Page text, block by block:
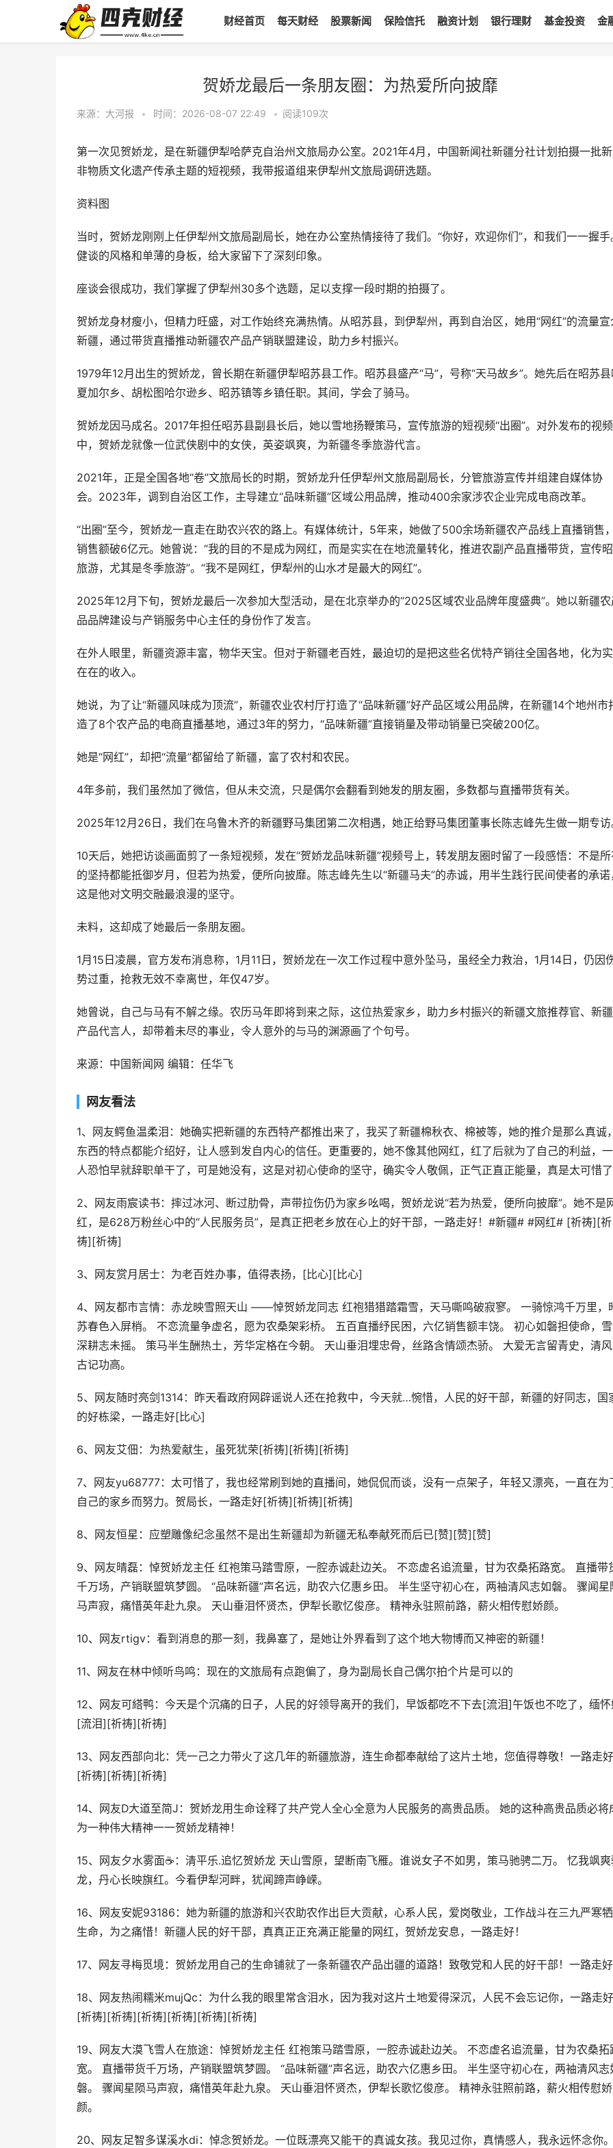
财经首页 每天财经 股票新闻 保险信托 融资计划 银行理财 基金投资 金
贺娇龙最后一条朋友圈：为热爱所向披靡
来源：大河报 • 时间：2026-08-07 22:49 • 阅读109次
第一次见贺娇龙，是在新疆伊犁哈萨克自治州文旅局办公室。2021年4月，中国新闻社新疆分社计划拍摄一批
非物质文化遗产传承主题的短视频，我带报道组来伊犁州文旅局调研选题。
资料图
当时，贺娇龙刚刚上任伊犁州文旅局副局长，她在办公室热情接待了我们。“你好，欢迎你们”，和我们一一握手
健谈的风格和单薄的身板，给大家留下了深刻印象。
座谈会很成功，我们掌握了伊犁州30多个选题，足以支撑一段时期的拍摄了。
贺娇龙身材瘦小，但精力旺盛，对工作始终充满热情。从昭苏县，到伊犁州，再到自治区，她用“网红”的流量宣
新疆，通过带货直播推动新疆农产品产销联盟建设，助力乡村振兴。
1979年12月出生的贺娇龙，曾长期在新疆伊犁昭苏县工作。昭苏县盛产“马”，号称“天马故乡”。她先后在昭苏
夏加尔乡、胡松图哈尔逊乡、昭苏镇等乡镇任职。其间，学会了骑马。
贺娇龙因马成名。2017年担任昭苏县副县长后，她以雪地扬鞭策马，宣传旅游的短视频“出圈”。对外发布的视频
中，贺娇龙就像一位武侠剧中的女侠，英姿飒爽，为新疆冬季旅游代言。
2021年，正是全国各地“卷”文旅局长的时期，贺娇龙升任伊犁州文旅局副局长，分管旅游宣传并组建自媒体协
会。2023年，调到自治区工作，主导建立“品味新疆”区域公用品牌，推动400余家涉农企业完成电商改革。
“出圈”至今，贺娇龙一直走在助农兴农的路上。有媒体统计，5年来，她做了500余场新疆农产品线上直播销售，
销售额破6亿元。她曾说：“我的目的不是成为网红，而是实实在在地流量转化，推进农副产品直播带货，宣传
旅游，尤其是冬季旅游”。“我不是网红，伊犁州的山水才是最大的网红”。
2025年12月下旬，贺娇龙最后一次参加大型活动，是在北京举办的“2025区域农业品牌年度盛典”。她以新疆农
品品牌建设与产销服务中心主任的身份作了发言。
在外人眼里，新疆资源丰富，物华天宝。但对于新疆老百姓，最迫切的是把这些名优特产销往全国各地，化为
在在的收入。
她说，为了让“新疆风味成为顶流”，新疆农业农村厅打造了“品味新疆”好产品区域公用品牌，在新疆14个地州市
造了8个农产品的电商直播基地，通过3年的努力，“品味新疆”直接销量及带动销量已突破200亿。
她是“网红”，却把“流量”都留给了新疆，富了农村和农民。
4年多前，我们虽然加了微信，但从未交流，只是偶尔会翻看到她发的朋友圈，多数都与直播带货有关。
2025年12月26日，我们在乌鲁木齐的新疆野马集团第二次相遇，她正给野马集团董事长陈志峰先生做一期专访
10天后，她把访谈画面剪了一条短视频，发在“贺娇龙品味新疆”视频号上，转发朋友圈时留了一段感悟：不是所
的坚持都能抵御岁月，但若为热爱，便所向披靡。陈志峰先生以“新疆马夫”的赤诚，用半生践行民间使者的承诺
这是他对文明交融最浪漫的坚守。
未料，这却成了她最后一条朋友圈。
1月15日凌晨，官方发布消息称，1月11日，贺娇龙在一次工作过程中意外坠马，虽经全力救治，1月14日，仍因
势过重，抢救无效不幸离世，年仅47岁。
她曾说，自己与马有不解之缘。农历马年即将到来之际，这位热爱家乡，助力乡村振兴的新疆文旅推荐官、新
产品代言人，却带着未尽的事业，令人意外的与马的渊源画了个句号。
来源：中国新闻网 编辑：任华飞
网友看法
1、网友鳄鱼温柔泪：她确实把新疆的东西特产都推出来了，我买了新疆棉秋衣、棉被等，她的推介是那么真诚，
东西的特点都能介绍好，让人感到发自内心的信任。更重要的，她不像其他网红，红了后就为了自己的利益，
人恐怕早就辞职单干了，可是她没有，这是对初心使命的坚守，确实令人敬佩，正气正直正能量，真是太可惜了
2、网友雨宸读书：摔过冰河、断过肋骨，声带拉伤仍为家乡吆喝，贺娇龙说“若为热爱，便所向披靡”。她不是
红，是628万粉丝心中的“人民服务员”，是真正把老乡放在心上的好干部，一路走好！#新疆# #网红# [祈祷][祈
祷][祈祷]
3、网友赏月居士：为老百姓办事，值得表扬，[比心][比心]
4、网友都市言情：赤龙映雪照天山 ——悼贺娇龙同志 红袍猎猎踏霜雪，天马嘶鸣破寂寥。 一骑惊鸿千万里，
苏春色入屏梢。 不恋流量争虚名，愿为农桑架彩桥。 五百直播纾民困，六亿销售额丰饶。 初心如磐担使命，
深耕志未摇。 策马半生酬热土，芳华定格在今朝。 天山垂泪埋忠骨，丝路含情颂杰骄。 大爱无言留青史，清
古记功高。
5、网友随时亮剑1314：昨天看政府网辟谣说人还在抢救中，今天就…惋惜，人民的好干部，新疆的好同志，国
的好栋梁，一路走好[比心]
6、网友艾佃：为热爱献生，虽死犹荣[祈祷][祈祷][祈祷]
7、网友yu68777：太可惜了，我也经常刷到她的直播间，她侃侃而谈，没有一点架子，年轻又漂亮，一直在为
自己的家乡而努力。贺局长，一路走好[祈祷][祈祷][祈祷]
8、网友恒星：应塑雕像纪念虽然不是出生新疆却为新疆无私奉献死而后已[赞][赞][赞]
9、网友晴磊：悼贺娇龙主任 红袍策马踏雪原，一腔赤诚赴边关。 不恋虚名追流量，甘为农桑拓路宽。 直播带
千万场，产销联盟筑梦圆。 “品味新疆”声名远，助农六亿惠乡田。 半生坚守初心在，两袖清风志如磐。 骤闻星
马声寂，痛惜英年赴九泉。 天山垂泪怀贤杰，伊犁长歌忆俊彦。 精神永驻照前路，薪火相传慰娇颜。
10、网友rtigv：看到消息的那一刻，我鼻塞了，是她让外界看到了这个地大物博而又神密的新疆！
11、网友在林中倾听鸟鸣：现在的文旅局有点跑偏了，身为副局长自己偶尔拍个片是可以的
12、网友可䌋鸭：今天是个沉痛的日子，人民的好领导离开的我们，早饭都吃不下去[流泪]午饭也不吃了，缅
[流泪][祈祷][祈祷]
13、网友西部向北：凭一己之力带火了这几年的新疆旅游，连生命都奉献给了这片土地，您值得尊敬！一路走好
[祈祷][祈祷][祈祷]
14、网友D大道至简J：贺娇龙用生命诠释了共产党人全心全意为人民服务的高贵品质。 她的这种高贵品质必将
为一种伟大精神一一贺娇龙精神！
15、网友夕水雾面☕：清平乐.追忆贺娇龙 天山雪原，望断南飞雁。谁说女子不如男，策马驰骋二万。 忆我飒
龙，丹心长映旗红。今看伊犁河畔，犹闻蹄声峥嵘。
16、网友安妮93186：她为新疆的旅游和兴农助农作出巨大贡献，心系人民，爱岗敬业，工作战斗在三九严寒
生命，为之痛惜！新疆人民的好干部，真真正正充满正能量的网红，贺娇龙安息，一路走好！
17、网友寻梅觅境：贺娇龙用自己的生命铺就了一条新疆农产品出疆的道路！致敬党和人民的好干部！一路走好
18、网友热闹糯米mujQc：为什么我的眼里常含泪水，因为我对这片土地爱得深沉，人民不会忘记你，一路走好
[祈祷][祈祷][祈祷][祈祷][祈祷][祈祷]
19、网友大漠飞雪人在旅途：悼贺娇龙主任 红袍策马踏雪原，一腔赤诚赴边关。 不恋虚名追流量，甘为农桑拓
宽。 直播带货千万场，产销联盟筑梦圆。 “品味新疆”声名远，助农六亿惠乡田。 半生坚守初心在，两袖清风志
磐。 骤闻星陨马声寂，痛惜英年赴九泉。 天山垂泪怀贤杰，伊犁长歌忆俊彦。 精神永驻照前路，薪火相传慰娇
颜。
20、网友足智多谋溪水di：悼念贺娇龙。一位既漂亮又能干的真诚女孩。我见过你，真情感人，我永远怀念你。